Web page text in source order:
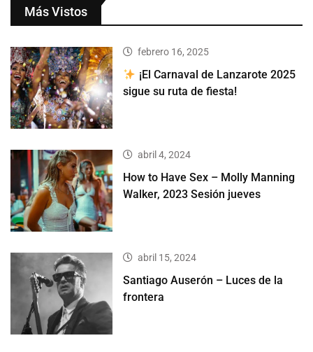
Más Vistos
febrero 16, 2025
¡El Carnaval de Lanzarote 2025
sigue su ruta de fiesta!
abril 4, 2024
How to Have Sex – Molly Manning
Walker, 2023 Sesión jueves
abril 15, 2024
Santiago Auserón – Luces de la
frontera